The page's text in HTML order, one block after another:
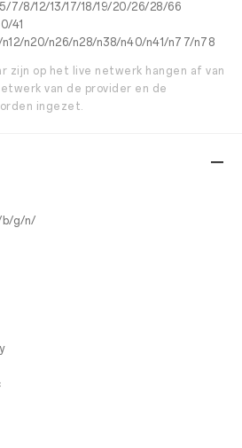
7/8/12/13/17/18/19/20/26/28/66
41
n20/n26/n28/n38/n40/n41/n77/n78
zijn op het live netwerk hangen af van
van de provider en de
ingezet.
b/g/n/